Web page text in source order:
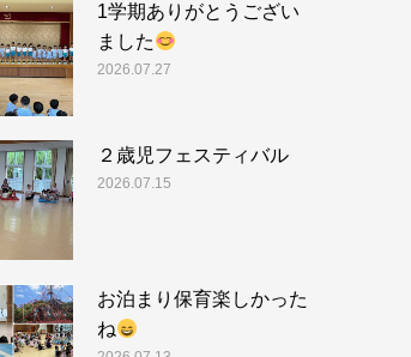
1学期ありがとうござい
ました
2026.07.27
２歳児フェスティバル
2026.07.15
お泊まり保育楽しかった
ね